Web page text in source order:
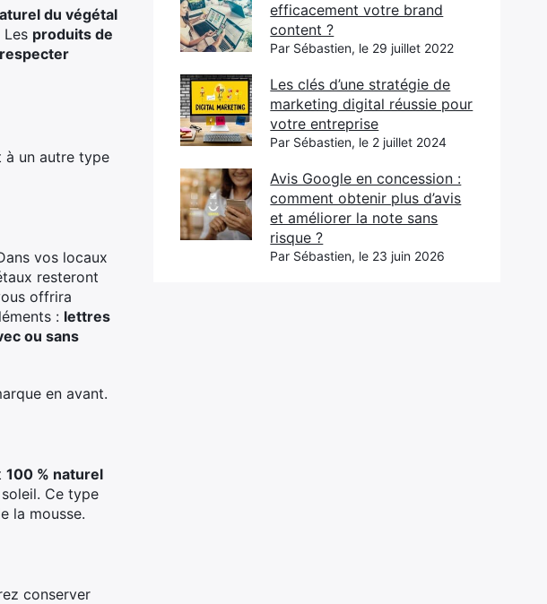
du végétal
Les produits de
respecter
à un autre type
vos locaux
resteront
offrira
: lettres
ou sans
en avant.
100 % naturel
Ce type
la mousse.
conserver
efficacement votre brand
content ?
Par Sébastien, le 29 juillet 2022
Les clés d’une stratégie de
marketing digital réussie pour
votre entreprise
Par Sébastien, le 2 juillet 2024
Avis Google en concession :
comment obtenir plus d’avis
et améliorer la note sans
risque ?
Par Sébastien, le 23 juin 2026